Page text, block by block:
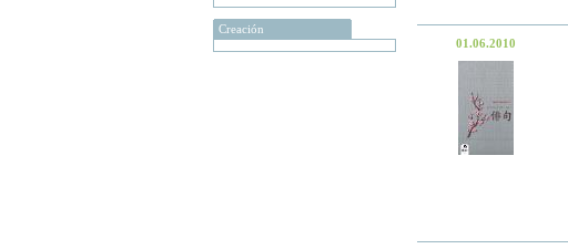
Creación
01.06.2010